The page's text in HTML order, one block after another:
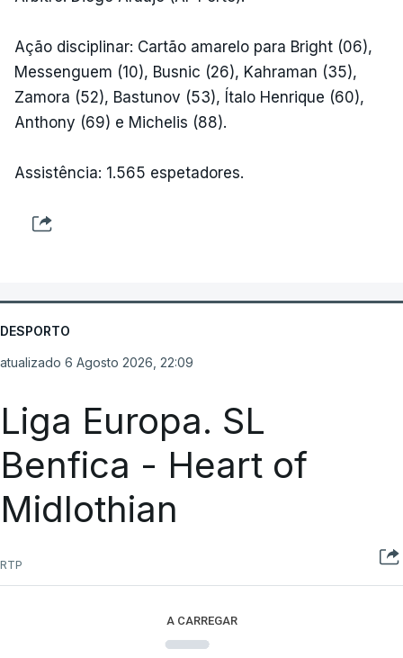
Ação disciplinar: Cartão amarelo para Bright (06),
Messenguem (10), Busnic (26), Kahraman (35),
Zamora (52), Bastunov (53), Ítalo Henrique (60),
Anthony (69) e Michelis (88).
Assistência: 1.565 espetadores.
DESPORTO
atualizado 6 Agosto 2026, 22:09
Liga Europa. SL
Benfica - Heart of
Midlothian
RTP
A CARREGAR